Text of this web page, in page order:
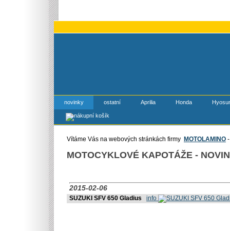
novinky ostatní Aprilia Honda
Vítáme Vás na webových stránkách firmy MOTOLAMINO
MOTOCYKLOVÉ KAPOTÁŽE -
2015-02-06
SUZUKI SFV 650 Gladius info